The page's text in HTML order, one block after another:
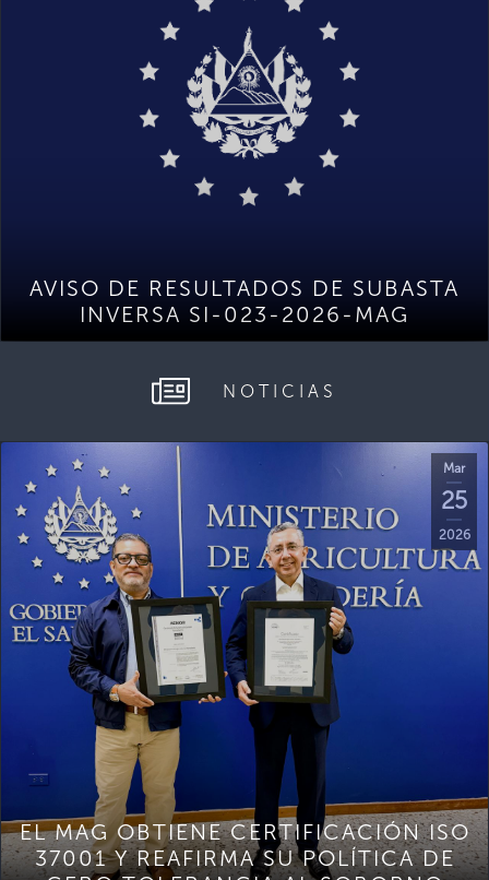
AVISO DE RESULTADOS DE SUBASTA
INVERSA SI-023-2026-MAG
NOTICIAS
Mar
25
2026
EL MAG OBTIENE CERTIFICACIÓN ISO
37001 Y REAFIRMA SU POLÍTICA DE